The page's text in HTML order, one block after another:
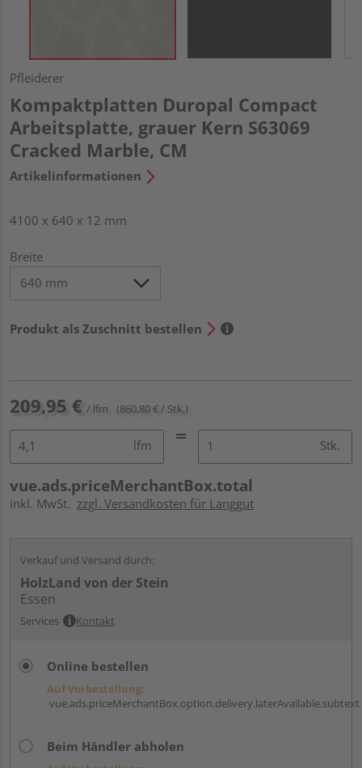
Pfleiderer
Kompaktplatten Duropal Compact
Arbeitsplatte, grauer Kern S63069
Cracked Marble, CM
Artikelinformationen
4100 x 640 x 12 mm
Breite
Produkt als Zuschnitt bestellen
209,95 € / lfm (860,80 € / Stk.)
lfm Stk.
vue.ads.priceMerchantBox.total
inkl. MwSt. zzgl. Versandkosten für Langgut
Verkauf und Versand durch:
HolzLand von der Stein
Essen
Services Kontakt
Online bestellen
Auf Vorbestellung:
vue.ads.priceMerchantBox.option.delivery.laterAvailable.subtext
Beim Händler abholen